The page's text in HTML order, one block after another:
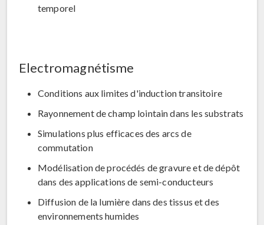
temporel
Electromagnétisme
Conditions aux limites d'induction transitoire
Rayonnement de champ lointain dans les substrats
Simulations plus efficaces des arcs de
commutation
Modélisation de procédés de gravure et de dépôt
dans des applications de semi-conducteurs
Diffusion de la lumière dans des tissus et des
environnements humides